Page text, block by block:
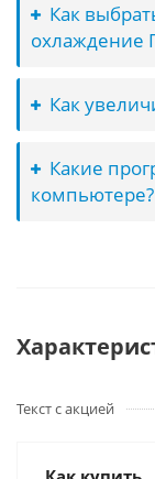
Как
охлаждение
Как
Какие
компьютере?
Текст с акцией